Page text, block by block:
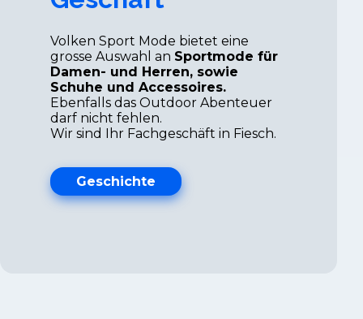
Volken Sport Mode bietet eine
grosse Auswahl an Sportmode für
Damen- und Herren, sowie
Schuhe und Accessoires.
Ebenfalls das Outdoor Abenteuer
darf nicht fehlen.
Wir sind Ihr Fachgeschäft in Fiesch.
Geschichte